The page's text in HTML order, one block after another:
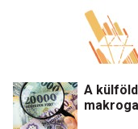
A